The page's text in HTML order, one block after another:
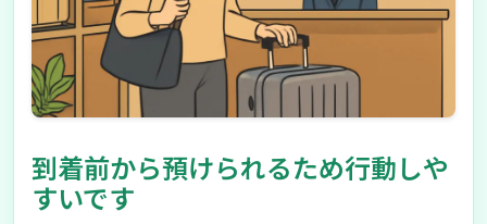
到着前から預けられるため行動しや
すいです